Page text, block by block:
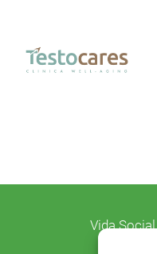
Vida Social